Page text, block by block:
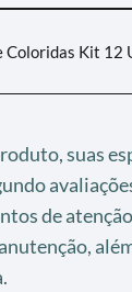
Coloridas Kit 12
suas
de